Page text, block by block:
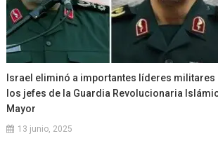
Israel eliminó a importantes líderes
los jefes de la Guardia Revolucionaria
Mayor
13 junio, 2025